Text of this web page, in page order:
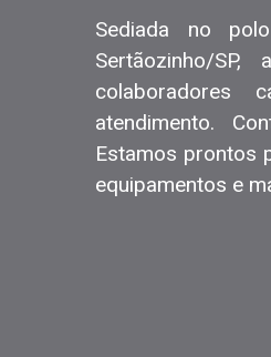
Sediada no
Sertãozinho/
colaboradores
atendimento.
Estamos prontos
equipamentos e